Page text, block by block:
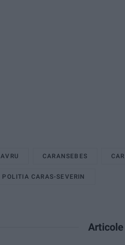
CARANSEBES
POLITIA CARAS-SEVERIN